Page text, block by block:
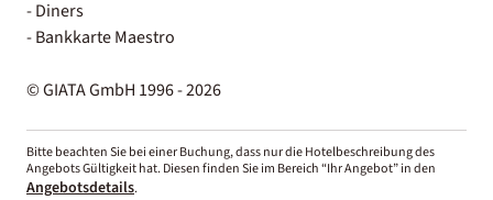
- Diners
- Bankkarte Maestro
© GIATA GmbH 1996 - 2026
Bitte beachten Sie bei einer Buchung, dass nur die Hotelbeschreibung des
Angebots Gültigkeit hat. Diesen finden Sie im Bereich “Ihr Angebot” in den
Angebotsdetails.